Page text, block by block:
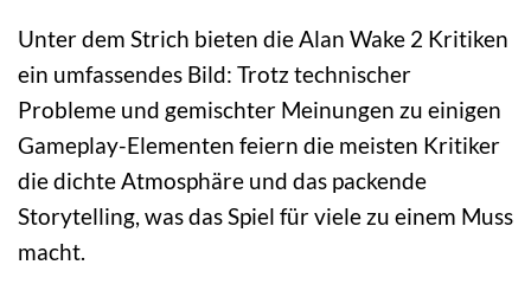
Unter dem Strich bieten die Alan Wake 2 Kritiken
ein umfassendes Bild: Trotz technischer
Probleme und gemischter Meinungen zu einigen
Gameplay-Elementen feiern die meisten Kritiker
die dichte Atmosphäre und das packende
Storytelling, was das Spiel für viele zu einem Muss
macht.